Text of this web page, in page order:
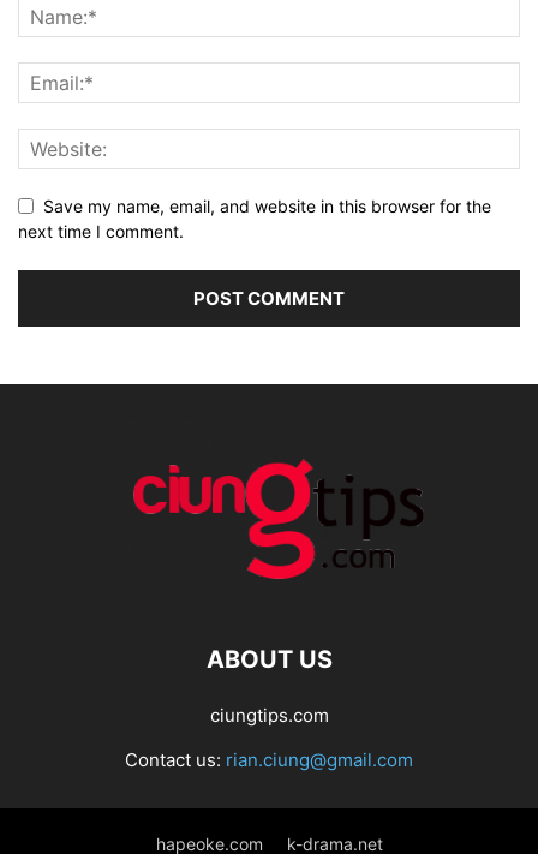
Save my name, email, and website in this browser for the
next time I comment.
ABOUT US
ciungtips.com
Contact us: rian.ciung@gmail.com
hapeoke.com k-drama.net